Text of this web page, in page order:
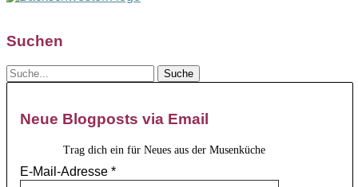
Suchen
Neue Blogposts via Email
Trag dich ein für Neues aus der Musenküche
E-Mail-Adresse *